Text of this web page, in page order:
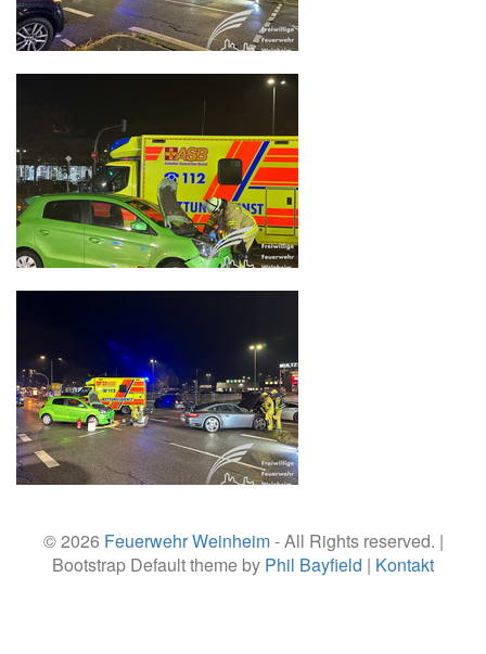
© 2026 Feuerwehr Weinheim- All Rights reserved. |
Bootstrap Default theme by Phil Bayfield | Kontakt